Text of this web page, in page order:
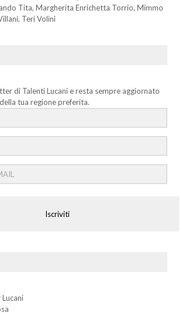
Tita, Margherita Enrichetta Torrio, Mimmo
Teri Volini
di Talenti Lucani e resta sempre aggiornato
tua regione preferita.
Iscriviti